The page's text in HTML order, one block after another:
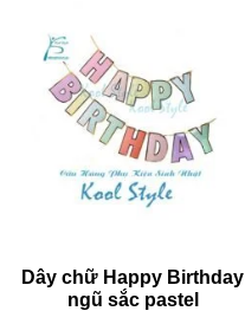
Dây chữ Happy Birthday
ngũ sắc pastel